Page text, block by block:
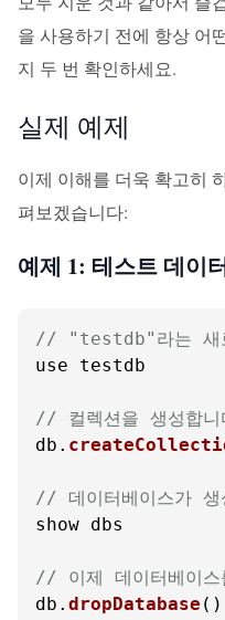
을 사용하기 전에 항상 어
지 두 번 확인하세요.
실제 예제
이제 이해를 더욱 확고히
펴보겠습니다:
예제 1: 테스트 데이
// "testdb"라는 새로
use testdb
// 컬렉션을 생성합니
db.
// 데이터베이스가 생
show dbs
// 이제 데이터베이스
db. dropDatabase ()